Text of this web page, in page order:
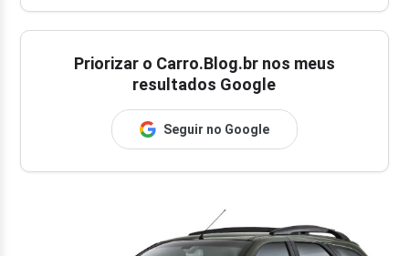
Priorizar o Carro.Blog.br nos meus
resultados Google
Seguir no Google